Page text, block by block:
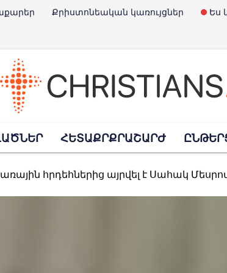
Քրիստոնեական կառույցներ Ես
ՀԵՏԱՔՐՔՐԱՇԱՐԺ
օրն է
տվեց նախագծին, որով արգելվում է «Child-